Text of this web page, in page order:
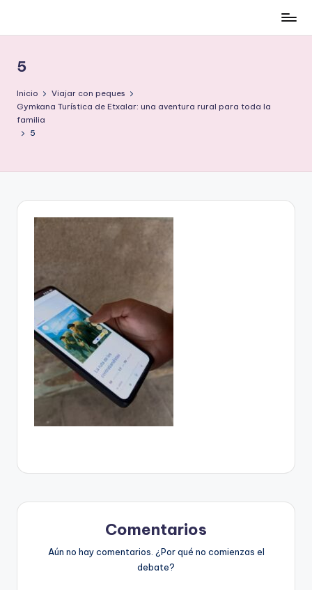
contenido
low-
cost
y
no
morir
en
intento
5
Inicio
Viajar con peques
Gymkana Turística de Etxalar: una aventura rural para toda la
familia
5
Comentarios
Aún no hay comentarios. ¿Por qué no comienzas el
debate?